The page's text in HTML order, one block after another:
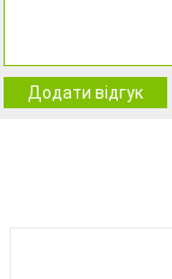
Додати відгук